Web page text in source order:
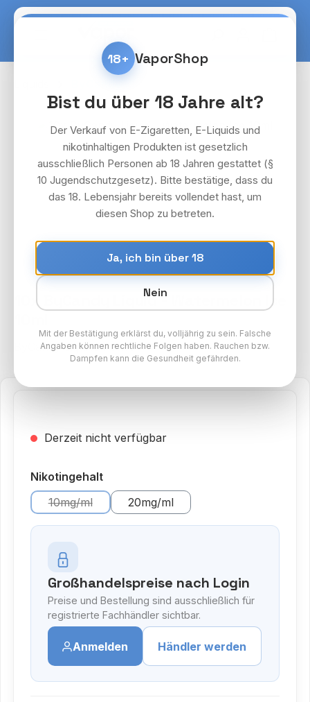
Zum Hauptinhalt springen
Bildergalerie überspringen
10x ByCandy Liquid - Watermelon Ice
ByCandy Liquids Paket
Derzeit nicht verfügbar
Nikotingehaltauswählen
10mg/ml
(Diese Option ist zurzeit nicht verfügbar.)
20mg/ml
Großhandelspreise nach Login
Preise und Bestellung sind ausschließlich für
registrierte Fachhändler sichtbar.
Anmelden Händler werden
18+ VaporShop
Bist du über 18 Jahre alt?
Der Verkauf von E-Zigaretten, E-Liquids und
nikotinhaltigen Produkten ist gesetzlich
ausschließlich Personen ab 18 Jahren gestattet (§
10 Jugendschutzgesetz). Bitte bestätige, dass du
das 18. Lebensjahr bereits vollendet hast, um
diesen Shop zu betreten.
Ja, ich bin über 18
Nein
Mit der Bestätigung erklärst du, volljährig zu sein. Falsche
Angaben können rechtliche Folgen haben. Rauchen bzw.
Dampfen kann die Gesundheit gefährden.